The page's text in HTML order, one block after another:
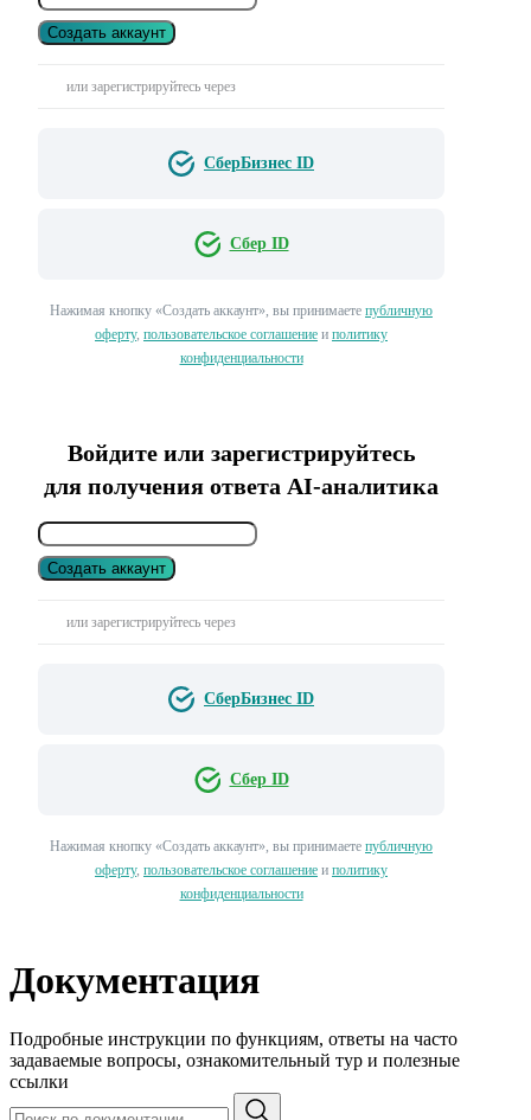
Создать аккаунт
или зарегистрируйтесь через
СберБизнес ID
Сбер ID
Нажимая кнопку «Создать аккаунт», вы принимаете публичную
оферту, пользовательское соглашение и политику
конфиденциальности
Войдите или зарегистрируйтесь
для получения ответа AI-аналитика
Создать аккаунт
или зарегистрируйтесь через
СберБизнес ID
Сбер ID
Нажимая кнопку «Создать аккаунт», вы принимаете публичную
оферту, пользовательское соглашение и политику
конфиденциальности
Документация
Подробные инструкции по функциям, ответы на часто
задаваемые вопросы, ознакомительный тур и полезные
ссылки